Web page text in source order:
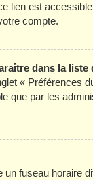
lien est
compte.
dans la
« Préférences
que par les
un fuseau